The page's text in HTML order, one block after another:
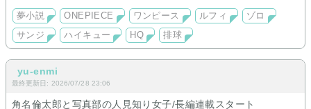
夢小説 ONEPIECE ワンピース ルフィ
ゾロ
サンジ
ハイキュー HQ 排球
yu-enmi
最終更新日: 2026/07/28 23:06
角名倫太郎と写真部の人見知り女子/長編連載スタート